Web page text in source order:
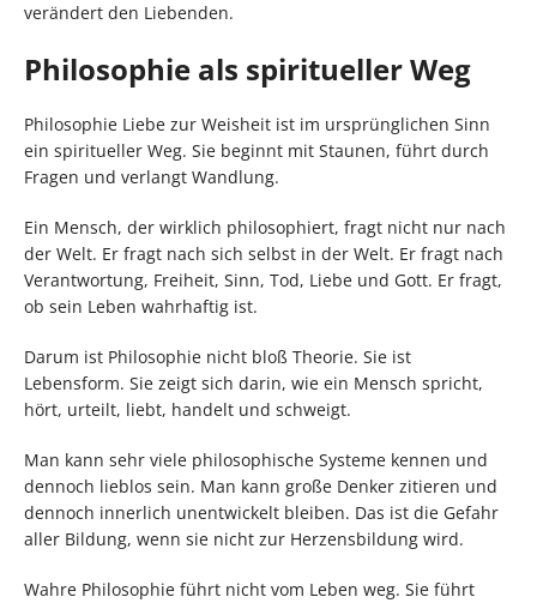
verändert den Liebenden.
Philosophie als spiritueller Weg
Philosophie Liebe zur Weisheit ist im ursprünglichen Sinn
ein spiritueller Weg. Sie beginnt mit Staunen, führt durch
Fragen und verlangt Wandlung.
Ein Mensch, der wirklich philosophiert, fragt nicht nur nach
der Welt. Er fragt nach sich selbst in der Welt. Er fragt nach
Verantwortung, Freiheit, Sinn, Tod, Liebe und Gott. Er fragt,
ob sein Leben wahrhaftig ist.
Darum ist Philosophie nicht bloß Theorie. Sie ist
Lebensform. Sie zeigt sich darin, wie ein Mensch spricht,
hört, urteilt, liebt, handelt und schweigt.
Man kann sehr viele philosophische Systeme kennen und
dennoch lieblos sein. Man kann große Denker zitieren und
dennoch innerlich unentwickelt bleiben. Das ist die Gefahr
aller Bildung, wenn sie nicht zur Herzensbildung wird.
Wahre Philosophie führt nicht vom Leben weg. Sie führt